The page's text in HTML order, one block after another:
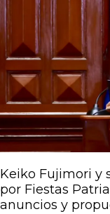
Keiko Fujimori y
por Fiestas
anuncios y